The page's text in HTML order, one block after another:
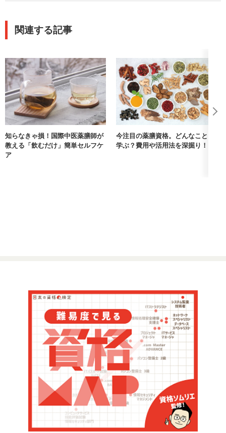
関連する記事
知らなきゃ損！国際中医薬膳師が
教える「飲むだけ」簡単セルフケ
ア
今注目の薬膳資格。どんなことを
学ぶ？費用や活用法を深掘り！